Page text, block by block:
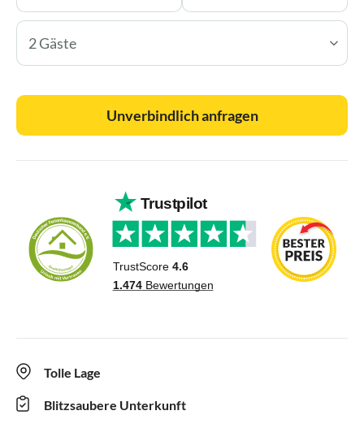
2 Gäste
Unverbindlich anfragen
Tolle Lage
Blitzsaubere Unterkunft